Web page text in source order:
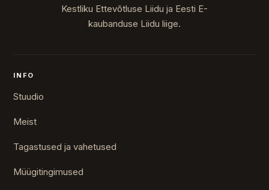
Kestliku Ettevõtluse Liidu ja Eesti E-
kaubanduse Liidu liige.
INFO
Stuudio
Meist
Tagastused ja vahetused
Müügitingimused